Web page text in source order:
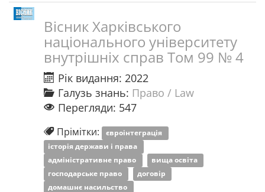
Вісник Харківського
національного університету
внутрішніх справ Том 99 № 4
Рік видання: 2022
Галузь знань: Право / Law
Перегляди: 547
Прімітки: євроінтеграція
історія держави і права
адміністративне право
вища освіта
господарське право
договір
домашнє насильство